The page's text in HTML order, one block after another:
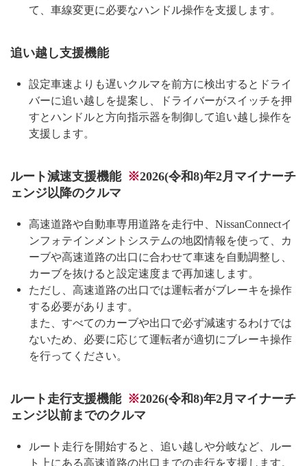
て、車線変更に必要なハンドル操作を支援します。
追い越し支援機能
設定車速よりも遅いクルマを前方に検出するとドライ
バーに追い越しを提案し、ドライバーがスイッチを押
すとハンドルと方向指示器を制御して追い越し操作を
支援します。
ルート減速支援機能 ※2026(令和8)年2月マイナーチ
ェンジ以降のクルマ
高速道路や自動車専用道路を走行中、NissanConnectイ
ンフォテインメントシステムの地図情報を使って、カ
ーブや高速道路の出口に合わせて車速を自動調整し、
カーブを抜けると設定速度まで再加速します。
ただし、高速道路の出口では運転者がブレーキを操作
する必要があります。
また、すべてのカーブや出口で必ず減速するわけでは
ないため、必要に応じて運転者が適切にブレーキ操作
を行ってください。
ルート走行支援機能 ※2026(令和8)年2月マイナーチ
ェンジ以前までのクルマ
ルート走行を開始すると、追い越しや分岐など、ルー
ト上にある高速道路の出口までの走行を支援します。